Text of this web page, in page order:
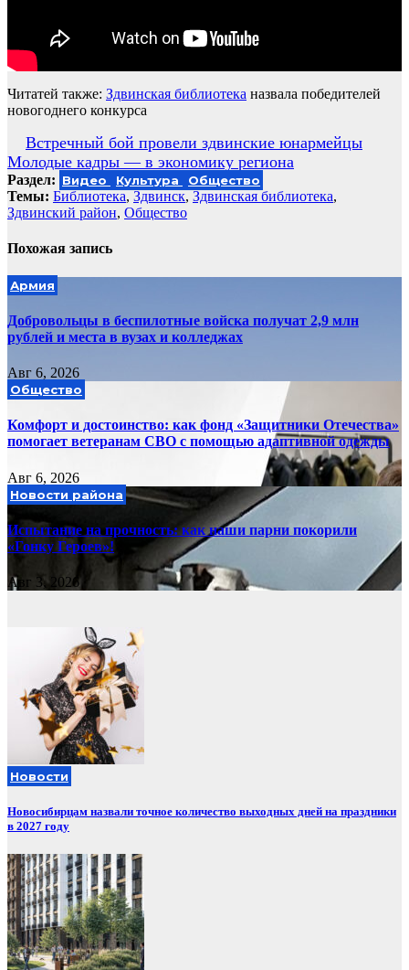
Читатей также: Здвинская библиотека назвала победителей
новогоднего конкурса
Навигация
по
записям
Встречный бой провели здвинские юнармейцы
Молодые кадры — в экономику региона
Раздел: Видео Культура Общество
Темы: Библиотека, Здвинск, Здвинская библиотека,
Здвинский район, Общество
Похожая запись
Армия
Добровольцы в беспилотные войска получат 2,9 млн
рублей и места в вузах и колледжах
Авг 6, 2026
Общество
Комфорт и достоинство: как фонд «Защитники Отечества»
помогает ветеранам СВО с помощью адаптивной одежды
Авг 6, 2026
Новости района
Испытание на прочность: как наши парни покорили
«Гонку Героев»!
Авг 3, 2026
Новости
Новосибирцам назвали точное количество выходных дней на праздники
в 2027 году